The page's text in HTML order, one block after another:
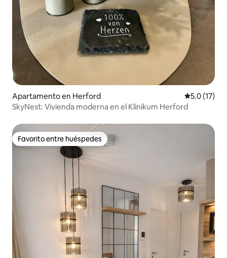
Apartamento en Herford Calificación
5.0 (17)
SkyNest: Vivienda moderna en el Klinikum Herford
Favorito entre huéspedes
Favorito entre huéspedes